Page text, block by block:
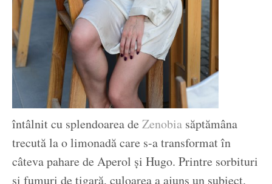
întâlnit cu splendoarea de Zenobia săptămâna
trecută la o limonadă care s-a transformat în
câteva pahare de Aperol și Hugo. Printre sorbituri
și fumuri de țigară, culoarea a ajuns un subiect.